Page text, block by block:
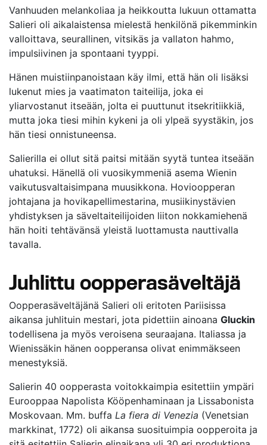
Vanhuuden melankoliaa ja heikkoutta lukuun ottamatta
Salieri oli aikalaistensa mielestä henkilönä pikemminkin
valloittava, seurallinen, vitsikäs ja vallaton hahmo,
impulsiivinen ja spontaani tyyppi.
Hänen muistiinpanoistaan käy ilmi, että hän oli lisäksi
lukenut mies ja vaatimaton taiteilija, joka ei
yliarvostanut itseään, jolta ei puuttunut itsekritiikkiä,
mutta joka tiesi mihin kykeni ja oli ylpeä syystäkin, jos
hän tiesi onnistuneensa.
Salierilla ei ollut sitä paitsi mitään syytä tuntea itseään
uhatuksi. Hänellä oli vuosikymmeniä asema Wienin
vaikutusvaltaisimpana muusikkona. Hovioopperan
johtajana ja hovikapellimestarina, musiikinystävien
yhdistyksen ja säveltaiteilijoiden liiton nokkamiehenä
hän hoiti tehtävänsä yleistä luottamusta nauttivalla
tavalla.
Juhlittu oopperasäveltäjä
Oopperasäveltäjänä Salieri oli eritoten Pariisissa
aikansa juhlituin mestari, jota pidettiin ainoana Gluckin
todellisena ja myös veroisena seuraajana. Italiassa ja
Wienissäkin hänen oopperansa olivat enimmäkseen
menestyksiä.
Salierin 40 oopperasta voitokkaimpia esitettiin ympäri
Eurooppaa Napolista Kööpenhaminaan ja Lissabonista
Moskovaan. Mm. buffa La fiera di Venezia (Venetsian
markkinat, 1772) oli aikansa suosituimpia oopperoita ja